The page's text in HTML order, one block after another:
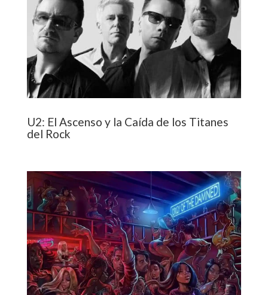
U2: El Ascenso y la Caída de los Titanes
del Rock